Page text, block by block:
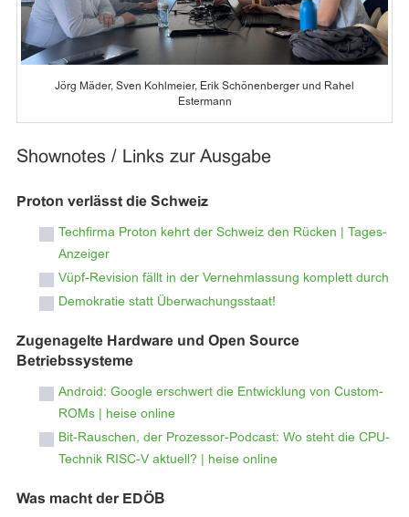
Jörg Mäder, Sven Kohlmeier, Erik Schönenberger und Rahel
Estermann
Shownotes / Links zur Ausgabe
Proton verlässt die Schweiz
Techfirma Proton kehrt der Schweiz den Rücken | Tages-
Anzeiger
Vüpf-Revision fällt in der Vernehmlassung komplett durch
Demokratie statt Überwachungsstaat!
Zugenagelte Hardware und Open Source
Betriebssysteme
Android: Google erschwert die Entwicklung von Custom-
ROMs | heise online
Bit-Rauschen, der Prozessor-Podcast: Wo steht die CPU-
Technik RISC-V aktuell? | heise online
Was macht der EDÖB